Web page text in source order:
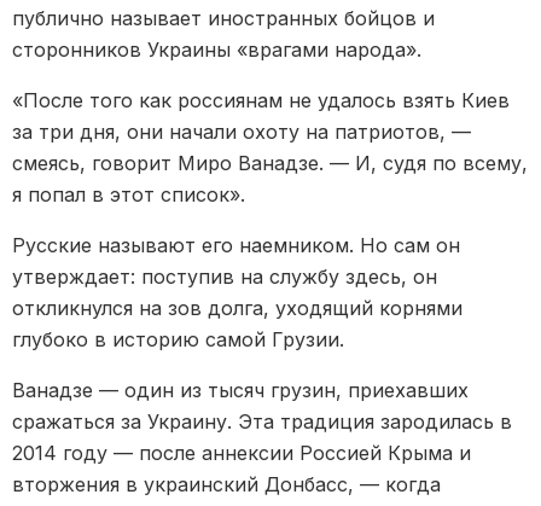
публично называет иностранных бойцов и
сторонников Украины «врагами народа».
«После того как россиянам не удалось взять Киев
за три дня, они начали охоту на патриотов, —
смеясь, говорит Миро Ванадзе. — И, судя по всему,
я попал в этот список».
Русские называют его наемником. Но сам он
утверждает: поступив на службу здесь, он
откликнулся на зов долга, уходящий корнями
глубоко в историю самой Грузии.
Ванадзе — один из тысяч грузин, приехавших
сражаться за Украину. Эта традиция зародилась в
2014 году — после аннексии Россией Крыма и
вторжения в украинский Донбасс, — когда